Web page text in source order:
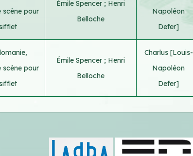
scène pour
sifflet
Émile Spencer ; Henri
Belloche
Napoléon
Defer]
scène pour
sifflet
Émile Spencer ; Henri
Belloche
Charlus [Louis-
Napoléon
Defer]